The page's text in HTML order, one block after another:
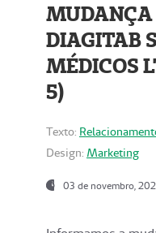
MUDANÇA
DIAGITAB
MÉDICOS
5)
Texto:
Design: Marketing
03 de novembro,